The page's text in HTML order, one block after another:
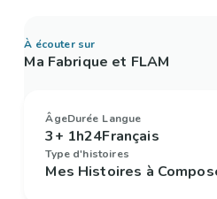
À écouter sur
Ma Fabrique et FLAM
Âge
3+
Durée
1h24
Langue
Français
Type d'histoires
Mes Histoires à